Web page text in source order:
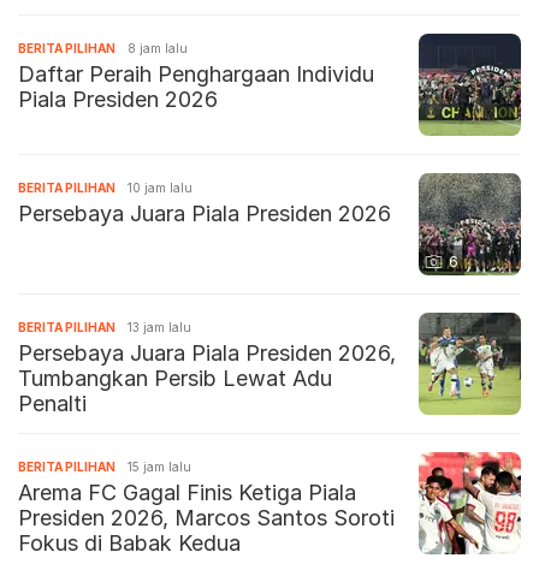
BERITA PILIHAN 8 jam lalu
Daftar Peraih Penghargaan Individu
Piala Presiden 2026
6
BERITA PILIHAN 10 jam lalu
Persebaya Juara Piala Presiden 2026
BERITA PILIHAN 13 jam lalu
Persebaya Juara Piala Presiden 2026,
Tumbangkan Persib Lewat Adu
Penalti
BERITA PILIHAN 15 jam lalu
Arema FC Gagal Finis Ketiga Piala
Presiden 2026, Marcos Santos Soroti
Fokus di Babak Kedua